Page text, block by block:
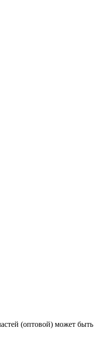
(оптовой) может быть